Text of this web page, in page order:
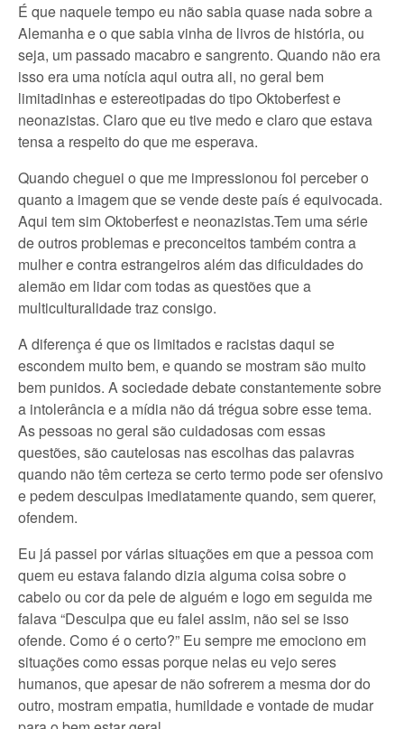
É que naquele tempo eu não sabia quase nada sobre a
Alemanha e o que sabia vinha de livros de história, ou
seja, um passado macabro e sangrento. Quando não era
isso era uma notícia aqui outra ali, no geral bem
limitadinhas e estereotipadas do tipo Oktoberfest e
neonazistas. Claro que eu tive medo e claro que estava
tensa a respeito do que me esperava.
Quando cheguei o que me impressionou foi perceber o
quanto a imagem que se vende deste país é equivocada.
Aqui tem sim Oktoberfest e neonazistas.Tem uma série
de outros problemas e preconceitos também contra a
mulher e contra estrangeiros além das dificuldades do
alemão em lidar com todas as questões que a
multiculturalidade traz consigo.
A diferença é que os limitados e racistas daqui se
escondem muito bem, e quando se mostram são muito
bem punidos. A sociedade debate constantemente sobre
a intolerância e a mídia não dá trégua sobre esse tema.
As pessoas no geral são cuidadosas com essas
questões, são cautelosas nas escolhas das palavras
quando não têm certeza se certo termo pode ser ofensivo
e pedem desculpas imediatamente quando, sem querer,
ofendem.
Eu já passei por várias situações em que a pessoa com
quem eu estava falando dizia alguma coisa sobre o
cabelo ou cor da pele de alguém e logo em seguida me
falava “Desculpa que eu falei assim, não sei se isso
ofende. Como é o certo?” Eu sempre me emociono em
situações como essas porque nelas eu vejo seres
humanos, que apesar de não sofrerem a mesma dor do
outro, mostram empatia, humildade e vontade de mudar